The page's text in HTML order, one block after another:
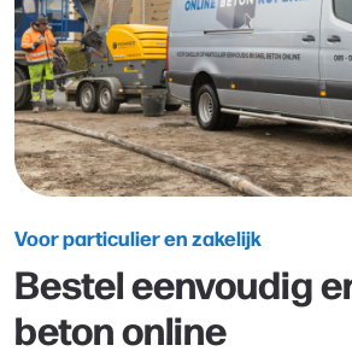
Voor particulier en zakelijk
Bestel eenvoudig
beton online